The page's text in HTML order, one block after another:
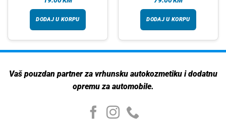
DODAJ U KORPU DODAJ U KORPU
Vaš pouzdan partner za vrhunsku autokozmetiku i dodatnu
opremu za automobile.